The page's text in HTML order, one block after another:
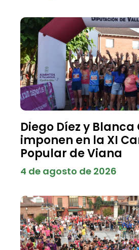
Diego Díez y
imponen en la XI
Popular de Viana
4 de agosto de 2026